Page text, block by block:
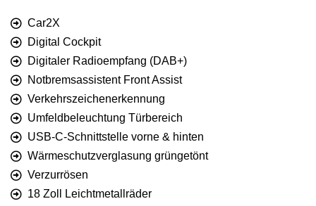
Car2X
Digital Cockpit
Digitaler Radioempfang (DAB+)
Notbremsassistent Front Assist
Verkehrszeichenerkennung
Umfeldbeleuchtung Türbereich
USB-C-Schnittstelle vorne & hinten
Wärmeschutzverglasung grüngetönt
Verzurrösen
18 Zoll Leichtmetallräder